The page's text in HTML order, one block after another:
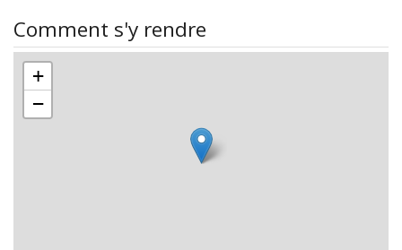
Comment s'y rendre
+
−